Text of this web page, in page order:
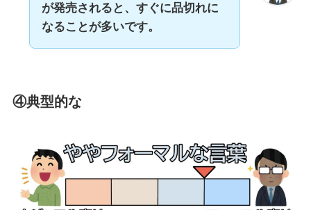
が発売されると、すぐに品切れに
なることが多いです。
④典型的な